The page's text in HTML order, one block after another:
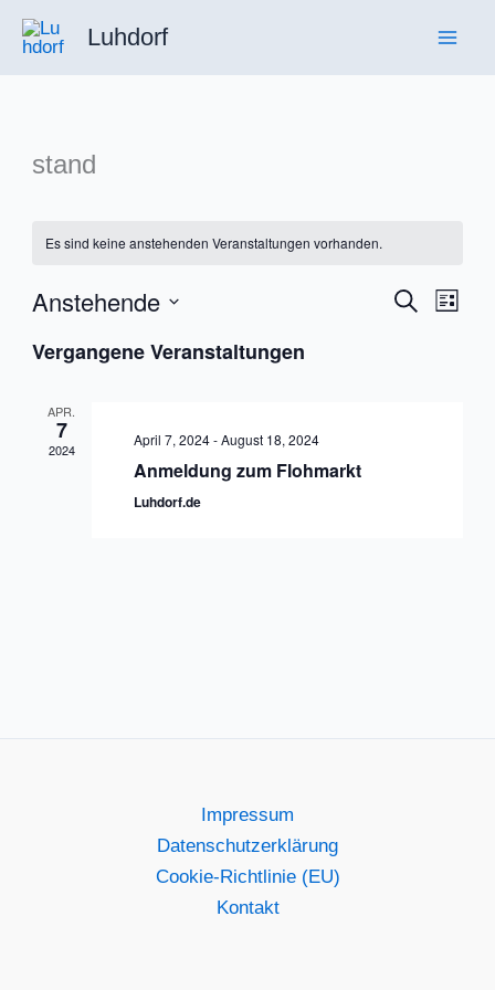
Zum
Inhalt
Luhdorf
stand
Es sind keine anstehenden Veranstaltungen vorhanden.
Suche
Liste
Anstehende
wählen.
Vergangene Veranstaltungen
APR.
7
2024
April 7, 2024-August 18, 2024
Anmeldung zum Flohmarkt
Luhdorf.de
Impressum
Datenschutzerklärung
Cookie-Richtlinie (EU)
Kontakt